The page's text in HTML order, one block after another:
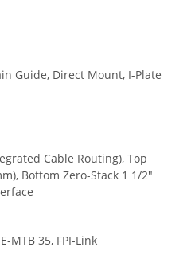
Guide, Direct Mount, I-Plate
Cable Routing), Top
Bottom Zero-Stack 1 1/2"
MTB 35, FPI-Link